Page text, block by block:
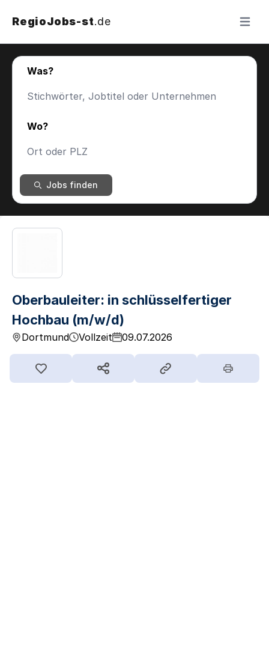
RegioJobs-st.de Menü
Was?
Wo?
Jobs finden
Oberbauleiter: in schlüsselfertiger
Hochbau (m/w/d)
Dortmund Vollzeit 09.07.2026